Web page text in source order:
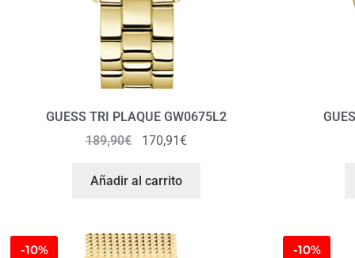
GUESS TRI PLAQUE GW0675L2
189,90€ 170,91€
Añadir al carrito
-10% -10%